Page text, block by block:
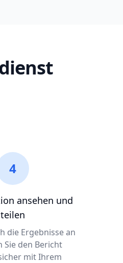
4
ansehen und
teilen
die Ergebnisse an
Sie den Bericht
mit Ihrem